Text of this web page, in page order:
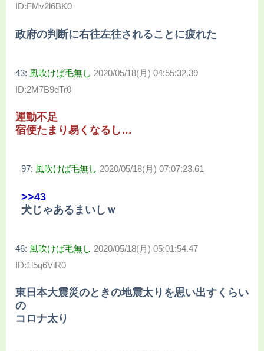
ID:FMv2l6BK0
政府の判断に右往左往されることに疲れた
43: 風吹けば毛無し 2020/05/18(月) 04:55:32.39
ID:2M7B9dTr0
運動不足
宿便たまり易くなるし…
97: 風吹けば毛無し 2020/05/18(月) 07:07:23.61
>>43
犬じゃあるまいしｗ
46: 風吹けば毛無し 2020/05/18(月) 05:01:54.47
ID:1l5q6ViR0
東日本大震災のときの地震太りを思い出すくらい
の
コロナ太り